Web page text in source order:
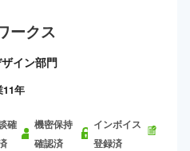
ークス
イン部門
11年
確
機密保持
確認済
インボイス
登録済